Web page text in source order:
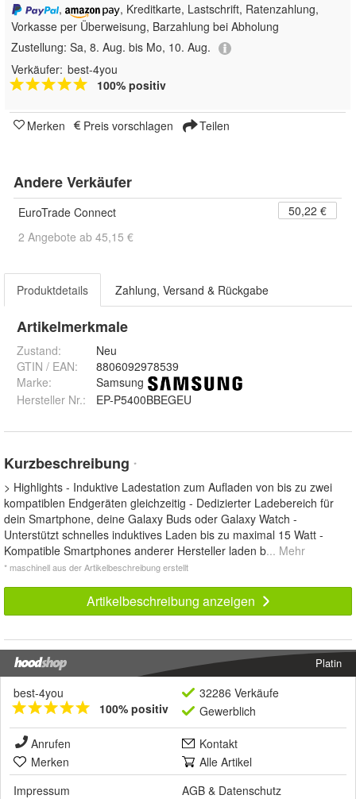
,
, Kreditkarte, Lastschrift, Ratenzahlung,
Vorkasse per Überweisung, Barzahlung bei Abholung
Zustellung: Sa, 8. Aug. bis Mo, 10. Aug.
Verkäufer: best-4you
100% positiv
Merken Preis vorschlagen Teilen
Andere Verkäufer
EuroTrade Connect
50,22 €
2 Angebote ab 45,15 €
Produktdetails Zahlung, Versand & Rückgabe
Artikelmerkmale
Zustand:
Neu
GTIN / EAN:
8806092978539
Marke:
Samsung
Hersteller Nr.:
EP-P5400BBEGEU
Kurzbeschreibung *
> Highlights - Induktive Ladestation zum Aufladen von bis zu zwei
kompatiblen Endgeräten gleichzeitig - Dedizierter Ladebereich für
dein Smartphone, deine Galaxy Buds oder Galaxy Watch -
Unterstützt schnelles induktives Laden bis zu maximal 15 Watt -
Kompatible Smartphones anderer Hersteller laden b... Mehr
* maschinell aus der Artikelbeschreibung erstellt
Artikelbeschreibung anzeigen
Platin
best-4you
100% positiv
32286 Verkäufe
Gewerblich
Anrufen
Kontakt
Merken
Alle Artikel
Impressum
AGB & Datenschutz